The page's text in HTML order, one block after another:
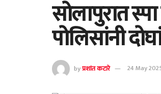
सोलापुरात
पोलिसांनी
byप्रशांत कटारे 24 May